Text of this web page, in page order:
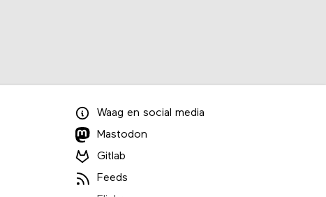
Waag en social media
Mastodon
Gitlab
Feeds